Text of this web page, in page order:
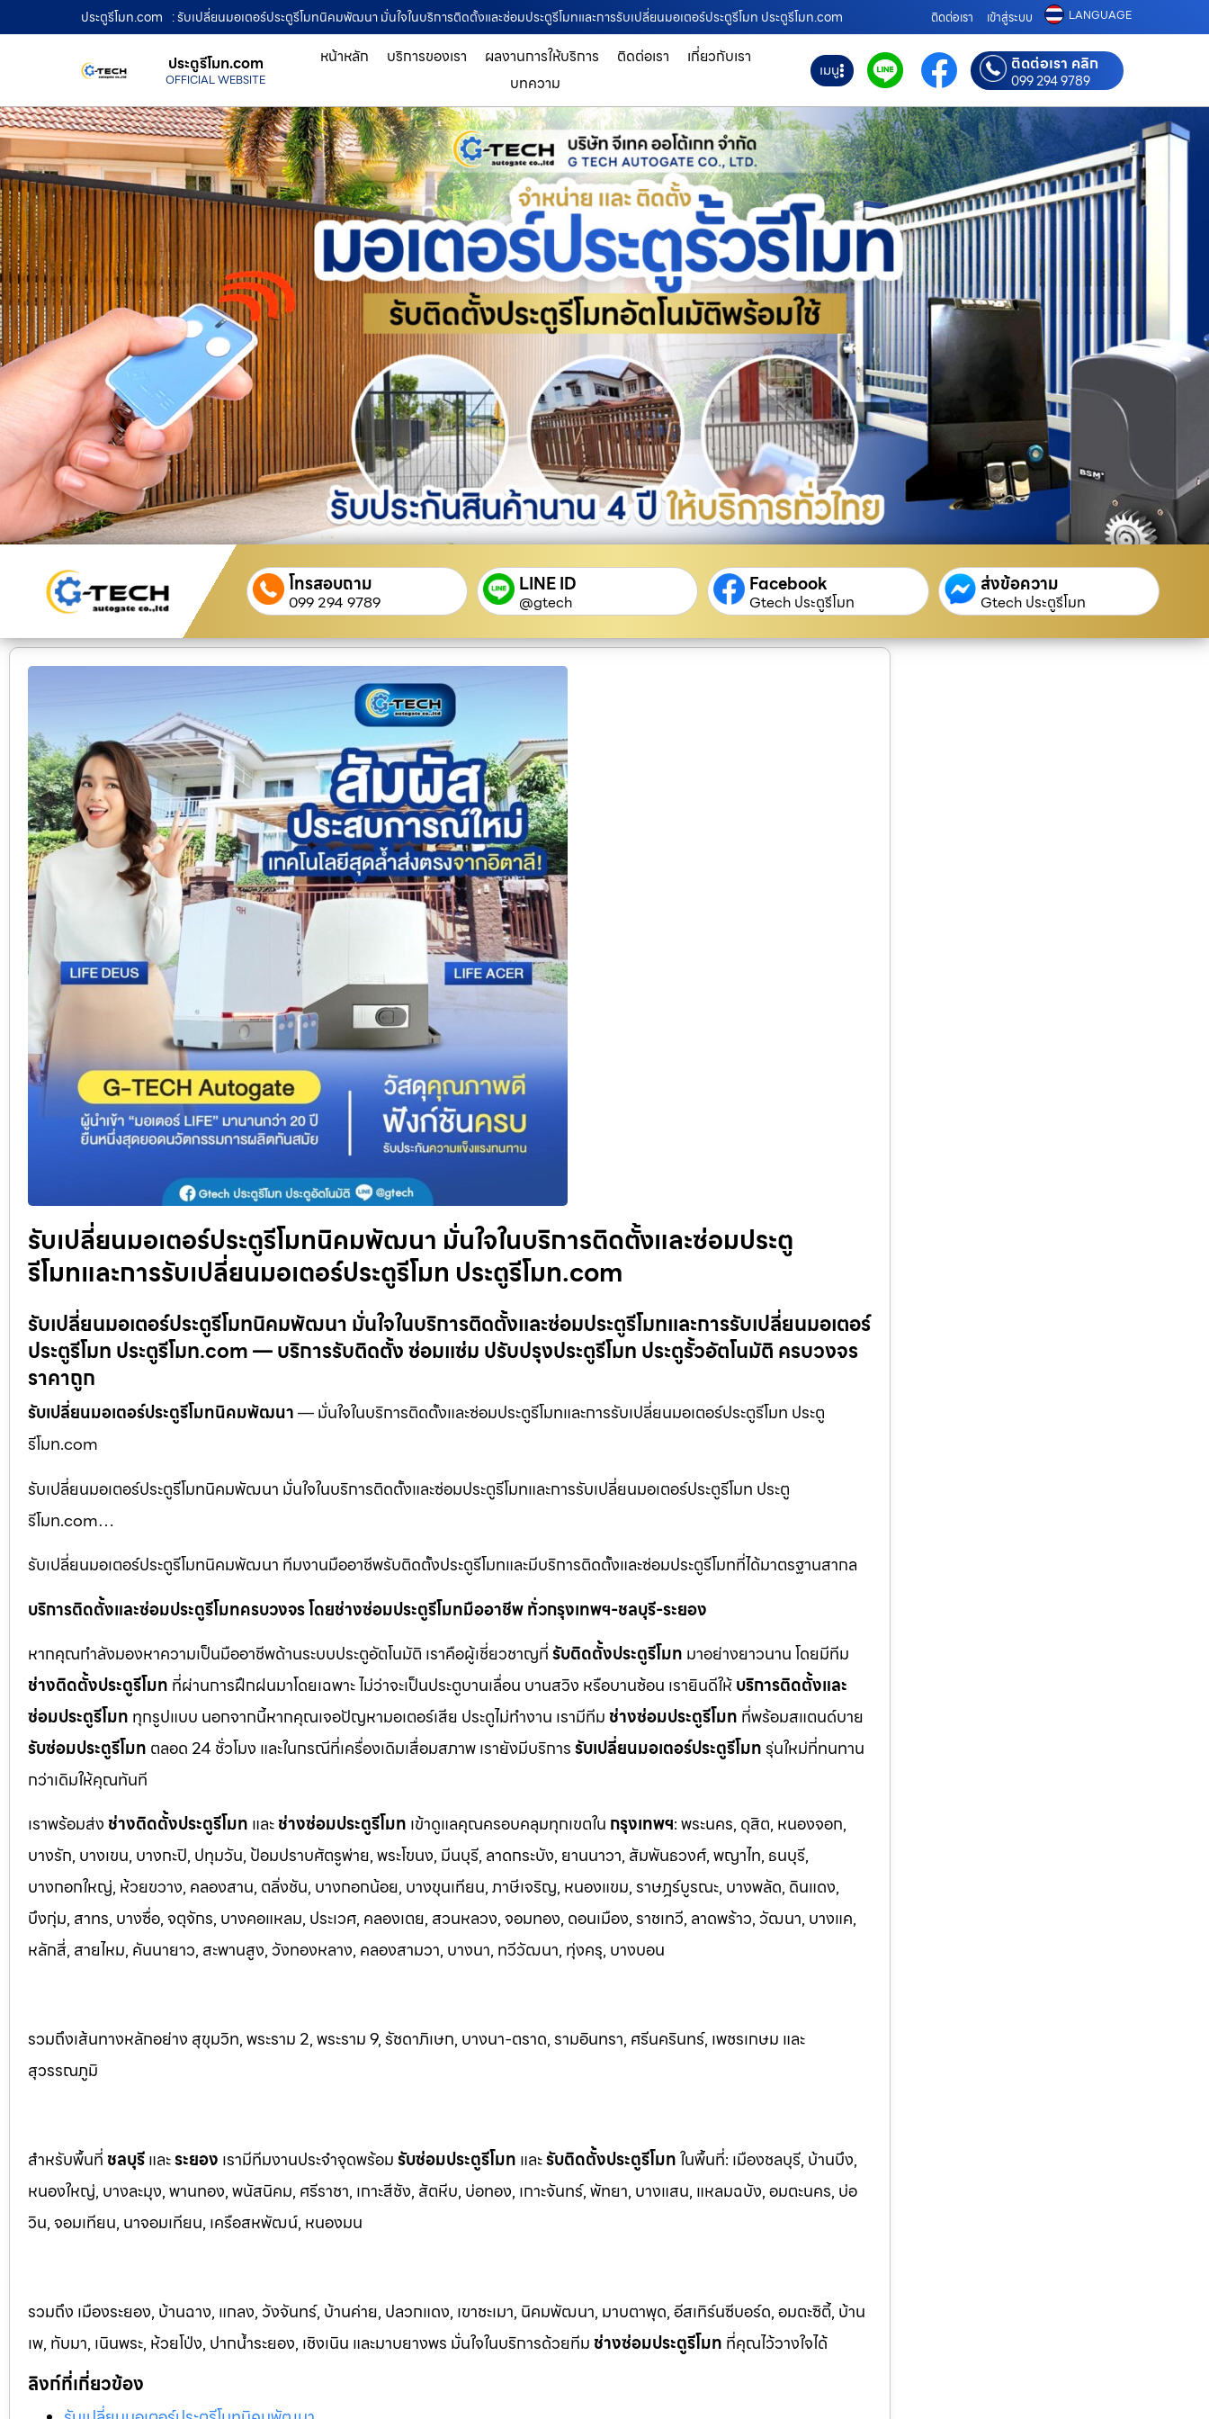
ประตูรีโมท.com : รับเปลี่ยนมอเตอร์ประตูรีโมทนิคมพัฒนา มั่นใจในบริการติดตั้งและซ่อมประตูรีโมทและการรับเปลี่ยนมอเตอร์ประตูรีโมท ประตูรีโมท.com ติดต่อเรา เข้าสู่ระบบ LANGUAGE
ประตูรีโมท.com
OFFICIAL WEBSITE
หน้าหลัก บริการของเรา ผลงานการให้บริการ ติดต่อเรา
เกี่ยวกับเรา
บทความ
เมนู ติดต่อเรา คลิก
099 294 9789
โทรสอบถาม
099 294 9789
LINE ID
@gtech
Facebook
Gtech ประตูรีโมท
ส่งข้อความ
Gtech ประตูรีโมท
รับเปลี่ยนมอเตอร์ประตูรีโมทนิคมพัฒนา มั่นใจในบริการติดตั้งและซ่อมประตู
รีโมทและการรับเปลี่ยนมอเตอร์ประตูรีโมท ประตูรีโมท.com
รับเปลี่ยนมอเตอร์ประตูรีโมทนิคมพัฒนา มั่นใจในบริการติดตั้งและซ่อมประตูรีโมทและการรับเปลี่ยนมอเตอร์
ประตูรีโมท ประตูรีโมท.com — บริการรับติดตั้ง ซ่อมแซ่ม ปรับปรุงประตูรีโมท ประตูรั้วอัตโนมัติ ครบวงจร
ราคาถูก
รับเปลี่ยนมอเตอร์ประตูรีโมทนิคมพัฒนา— มั่นใจในบริการติดตั้งและซ่อมประตูรีโมทและการรับเปลี่ยนมอเตอร์ประตูรีโมท ประตู
รีโมท.com
รับเปลี่ยนมอเตอร์ประตูรีโมทนิคมพัฒนา มั่นใจในบริการติดตั้งและซ่อมประตูรีโมทและการรับเปลี่ยนมอเตอร์ประตูรีโมท ประตู
รีโมท.com…
รับเปลี่ยนมอเตอร์ประตูรีโมทนิคมพัฒนา ทีมงานมืออาชีพรับติดตั้งประตูรีโมทและมีบริการติดตั้งและซ่อมประตูรีโมทที่ได้มาตรฐานสากล
บริการติดตั้งและซ่อมประตูรีโมทครบวงจร โดยช่างซ่อมประตูรีโมทมืออาชีพ ทั่วกรุงเทพฯ-ชลบุรี-ระยอง
หากคุณกำลังมองหาความเป็นมืออาชีพด้านระบบประตูอัตโนมัติ เราคือผู้เชี่ยวชาญที่รับติดตั้งประตูรีโมท มาอย่างยาวนาน โดยมีทีม
ช่างติดตั้งประตูรีโมท ที่ผ่านการฝึกฝนมาโดยเฉพาะ ไม่ว่าจะเป็นประตูบานเลื่อน บานสวิง หรือบานซ้อน เรายินดีให้บริการติดตั้งและ
ซ่อมประตูรีโมท ทุกรูปแบบ นอกจากนี้หากคุณเจอปัญหามอเตอร์เสีย ประตูไม่ทำงาน เรามีทีม ช่างซ่อมประตูรีโมท ที่พร้อมสแตนด์บาย
รับซ่อมประตูรีโมท ตลอด 24 ชั่วโมง และในกรณีที่เครื่องเดิมเสื่อมสภาพ เรายังมีบริการรับเปลี่ยนมอเตอร์ประตูรีโมทรุ่นใหม่ที่ทนทาน
กว่าเดิมให้คุณทันที
เราพร้อมส่ง ช่างติดตั้งประตูรีโมท และช่างซ่อมประตูรีโมท เข้าดูแลคุณครอบคลุมทุกเขตใน กรุงเทพฯ: พระนคร, ดุสิต, หนองจอก,
บางรัก, บางเขน, บางกะปิ, ปทุมวัน, ป้อมปราบศัตรูพ่าย, พระโขนง, มีนบุรี, ลาดกระบัง, ยานนาวา, สัมพันธวงศ์, พญาไท, ธนบุรี,
บางกอกใหญ่, ห้วยขวาง, คลองสาน, ตลิ่งชัน, บางกอกน้อย, บางขุนเทียน, ภาษีเจริญ, หนองแขม, ราษฎร์บูรณะ, บางพลัด, ดินแดง,
บึงกุ่ม, สาทร, บางซื่อ, จตุจักร, บางคอแหลม, ประเวศ, คลองเตย, สวนหลวง, จอมทอง, ดอนเมือง, ราชเทวี, ลาดพร้าว, วัฒนา, บางแค,
หลักสี่, สายไหม, คันนายาว, สะพานสูง, วังทองหลาง, คลองสามวา, บางนา, ทวีวัฒนา, ทุ่งครุ, บางบอน
รวมถึงเส้นทางหลักอย่าง สุขุมวิท, พระราม 2, พระราม 9, รัชดาภิเษก, บางนา-ตราด, รามอินทรา, ศรีนครินทร์, เพชรเกษม และ
สุวรรณภูมิ
สำหรับพื้นที่ ชลบุรีและระยอง เรามีทีมงานประจำจุดพร้อมรับซ่อมประตูรีโมท และรับติดตั้งประตูรีโมทในพื้นที่: เมืองชลบุรี, บ้านบึง,
หนองใหญ่, บางละมุง, พานทอง, พนัสนิคม, ศรีราชา, เกาะสีชัง, สัตหีบ, บ่อทอง, เกาะจันทร์, พัทยา, บางแสน, แหลมฉบัง, อมตะนคร, บ่อ
วิน, จอมเทียน, นาจอมเทียน, เครือสหพัฒน์, หนองมน
รวมถึง เมืองระยอง, บ้านฉาง, แกลง, วังจันทร์, บ้านค่าย, ปลวกแดง, เขาชะเมา, นิคมพัฒนา, มาบตาพุด, อีสเทิร์นซีบอร์ด, อมตะซิตี้, บ้าน
เพ, ทับมา, เนินพระ, ห้วยโป่ง, ปากน้ำระยอง, เชิงเนิน และมาบยางพร มั่นใจในบริการด้วยทีม ช่างซ่อมประตูรีโมท ที่คุณไว้วางใจได้
ลิงก์ที่เกี่ยวข้อง